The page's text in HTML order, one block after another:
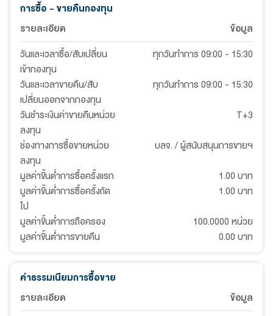
การซื้อ - ขายคืนกองทุน
รายละเอียด
ข้อมูล
วันและเวลาซื้อ/สับเปลี่ยน
เข้ากองทุน
ทุกวันทำการ 09:00 - 15:30
วันและเวลาขายคืน/สับ
เปลี่ยนออกจากกองทุน
ทุกวันทำการ 09:00 - 15:30
วันชำระเงินค่าขายคืนหน่วย
ลงทุน
T+3
ช่องทางการซื้อขายหน่วย
ลงทุน
บลจ. / ผู้สนับสนุนการขายฯ
มูลค่าขั้นต่ำการซื้อครั้งแรก
1.00 บาท
มูลค่าขั้นต่ำการซื้อครั้งถัด
ไป
1.00 บาท
มูลค่าขั้นต่ำการถือครอง
100.0000 หน่วย
มูลค่าขั้นต่ำการขายคืน
0.00 บาท
ค่าธรรมเนียมการซื้อขาย
รายละเอียด
ข้อมูล